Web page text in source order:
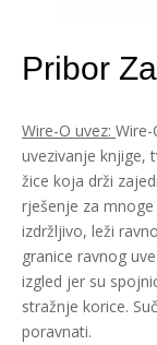
Pribor
Wire-O uvez:
uvezivanje knjige,
žice koja drži
rješenje za
izdržljivo, leži
granice ravnog
izgled jer su
stražnje korice.
poravnati.